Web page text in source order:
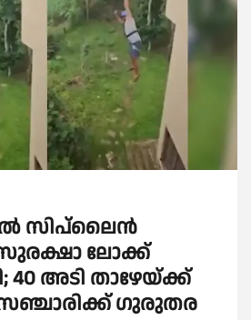
സിപ്‌ലൈൻ
ലോക്ക്
40 അടി താഴേയ്ക്ക്
ഗുരുതര